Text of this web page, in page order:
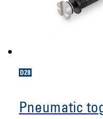
Pneumatic